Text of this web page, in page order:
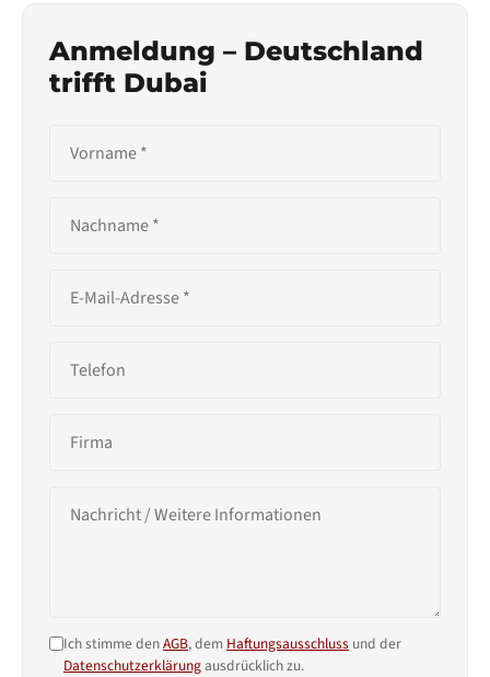
Anmeldung – Deutschland
trifft Dubai
Ich stimme denAGB, dem Haftungsausschluss und der
Datenschutzerklärungausdrücklich zu.